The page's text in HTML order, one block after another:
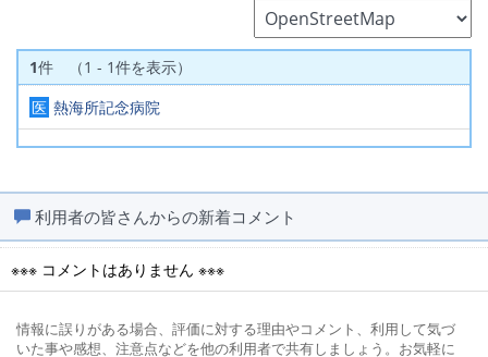
1件 （1 - 1件を表示）
医 熱海所記念病院
利用者の皆さんからの新着コメント
※※※ コメントはありません ※※※
情報に誤りがある場合、評価に対する理由やコメント、利用して気づ
いた事や感想、注意点などを他の利用者で共有しましょう。お気軽に